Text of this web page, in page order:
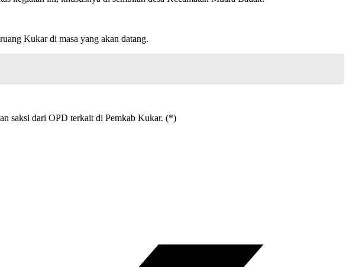
Kukar di masa yang akan datang.
saksi dari OPD terkait di Pemkab Kukar. (*)